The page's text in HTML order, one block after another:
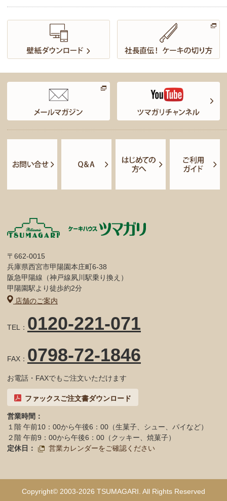
〒662-0015
兵庫県西宮市甲陽園本庄町6-38
阪急甲陽線（神戸線夙川駅乗り換え）
甲陽園駅より徒歩約2分
店舗のご案内
TEL： 0120-221-071
FAX： 0798-72-1846
お電話・FAXでもご注文いただけます
ファックスご注文書ダウンロード
営業時間：
１階 午前10：00から午後6：00（生菓子、シュー、パイなど）
２階 午前9：00から午後6：00（クッキー、焼菓子）
定休日：
営業カレンダーをご確認ください
Copyright© 2003-2026 TSUMAGARI. All Rights Reserved